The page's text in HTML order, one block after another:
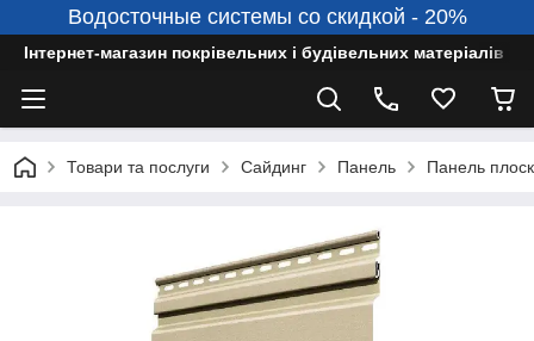
Водосточные системы со скидкой - 20%
Інтернет-магазин покрівельних і будівельних матеріалів
Товари та послуги Сайдинг Панель Панель